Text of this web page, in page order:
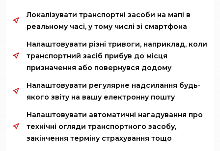
Локалізувати транспортні засоби на мапі в
реальному часі, у тому числі зі смартфона
Налаштовувати різні тривоги, наприклад, коли
транспортний засіб прибув до місця
призначення або повернувся додому
Налаштовувати регулярне надсилання будь-
якого звіту на вашу електронну пошту
Налаштовувати автоматичні нагадування про
технічні огляди транспортного засобу,
закінчення терміну страхування тощо